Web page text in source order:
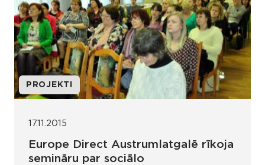
PROJEKTI
17.11.2015
Europe Direct Austrumlatgalē rīkoja
semināru par sociālo